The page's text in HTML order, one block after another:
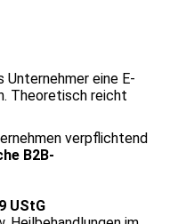
Unternehmer eine E-
Theoretisch reicht
verpflichtend
B2B-
UStG